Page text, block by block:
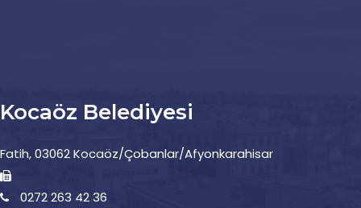
Kocaöz Belediyesi
Fatih, 03062 Kocaöz/Çobanlar/Afyonkarahisar
0272 263 42 36